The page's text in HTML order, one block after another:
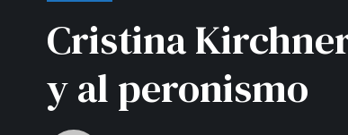
Cristina
y al peronismo